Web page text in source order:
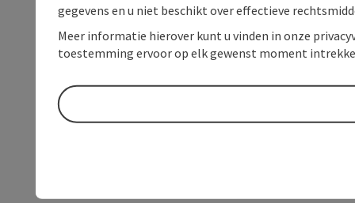
gegevens en u niet beschikt over effectieve
Meer informatie hierover kunt u vinden in onze
toestemming ervoor op elk gewenst moment